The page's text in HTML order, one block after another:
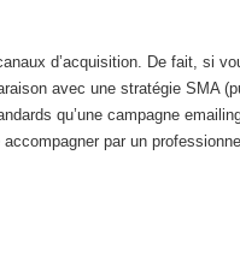
d’acquisition. De fait, si
avec une stratégie SMA
qu’une campagne
par un